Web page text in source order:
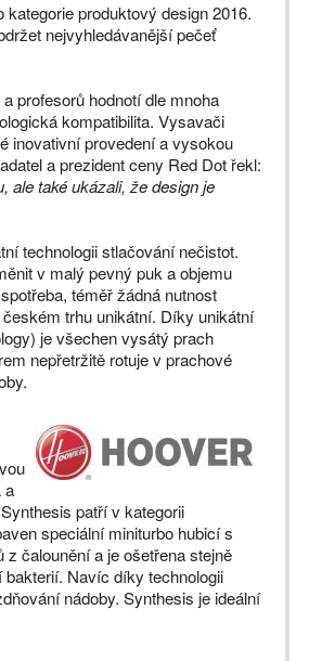
produktový design 2016.
nejvyhledávanější pečeť
profesorů hodnotí dle mnoha
kompatibilita. Vysavači
inovativní provedení a vysokou
a prezident ceny Red Dot řekl:
ale také ukázali, že design je
technologii stlačování nečistot.
v malý pevný puk a objemu
téměř žádná nutnost
trhu unikátní. Díky unikátní
je všechen vysátý prach
nepřetržitě rotuje v prachové
a
patří v kategorii
speciální miniturbo hubicí s
čalounění a je ošetřena stejně
Navíc díky technologii
nádoby. Synthesis je ideální